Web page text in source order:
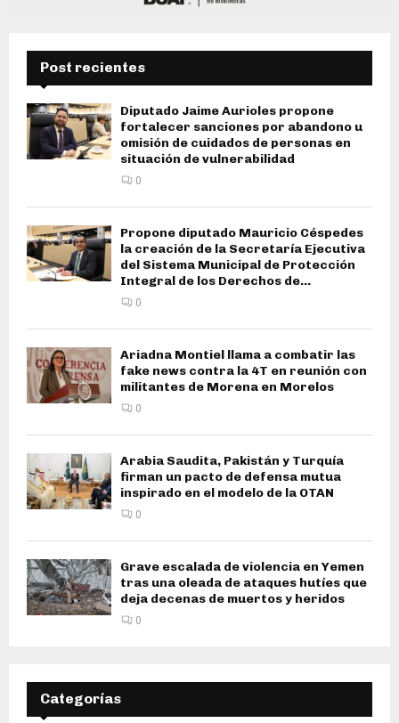
Post recientes
Diputado Jaime Aurioles propone
fortalecer sanciones por abandono u
omisión de cuidados de personas en
situación de vulnerabilidad
0
Propone diputado Mauricio Céspedes
la creación de la Secretaría Ejecutiva
del Sistema Municipal de Protección
Integral de los Derechos de...
0
Ariadna Montiel llama a combatir las
fake news contra la 4T en reunión con
militantes de Morena en Morelos
0
Arabia Saudita, Pakistán y Turquía
firman un pacto de defensa mutua
inspirado en el modelo de la OTAN
0
Grave escalada de violencia en Yemen
tras una oleada de ataques hutíes que
deja decenas de muertos y heridos
0
Categorías